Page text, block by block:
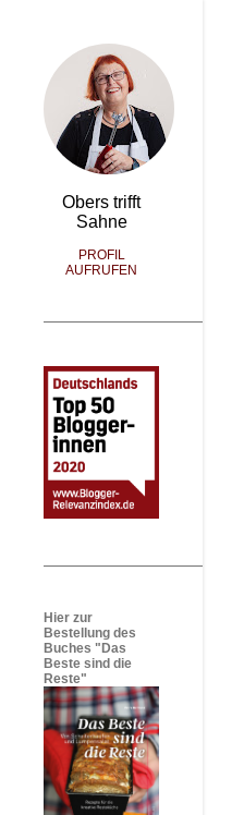
Obers trifft
Sahne
PROFIL
AUFRUFEN
Hier zur
Bestellung des
Buches "Das
Beste sind die
Reste"